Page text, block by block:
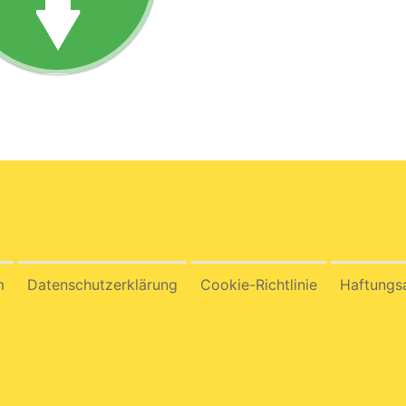
Datenschutzerklärung Cookie-Richtlinie